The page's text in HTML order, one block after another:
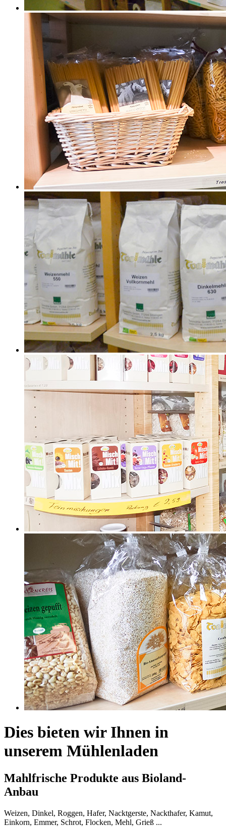
Dies bieten wir Ihnen in
unserem Mühlenladen
Mahlfrische Produkte aus Bioland-
Anbau
Weizen, Dinkel, Roggen, Hafer, Nacktgerste, Nackthafer, Kamut,
Einkorn, Emmer, Schrot, Flocken, Mehl, Grieß ...